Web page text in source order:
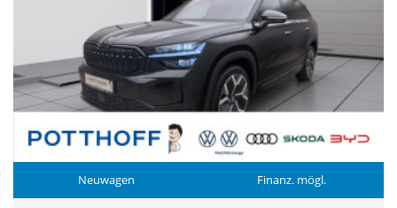
Neuwagen Finanz. mögl.